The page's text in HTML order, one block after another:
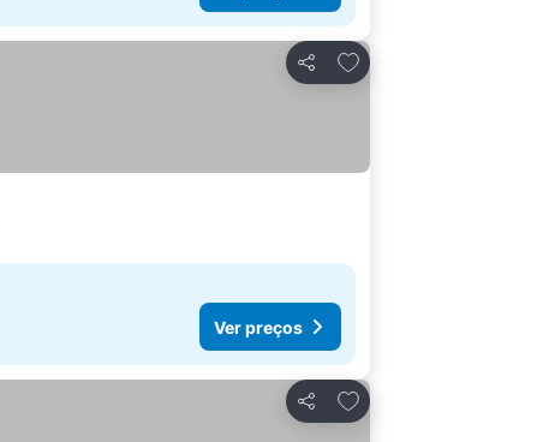
Partilhar
Adicionar aos favoritos
Ver preços
Partilhar
Adicionar aos favoritos